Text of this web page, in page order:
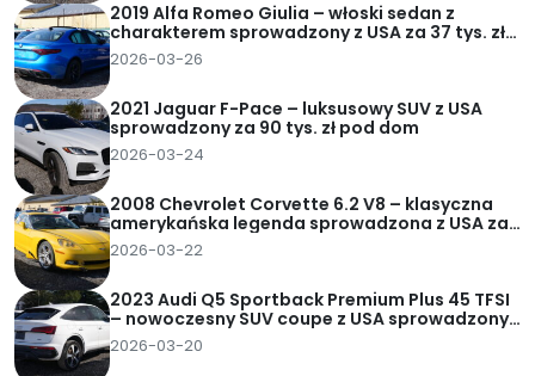
2019 Alfa Romeo Giulia – włoski sedan z
charakterem sprowadzony z USA za 37 tys. zł
pod dom
2026-03-26
2021 Jaguar F-Pace – luksusowy SUV z USA
sprowadzony za 90 tys. zł pod dom
2026-03-24
2008 Chevrolet Corvette 6.2 V8 – klasyczna
amerykańska legenda sprowadzona z USA za
62 tys. zł pod dom
2026-03-22
2023 Audi Q5 Sportback Premium Plus 45 TFSI
– nowoczesny SUV coupe z USA sprowadzony
za 95 tys. zł pod dom
2026-03-20